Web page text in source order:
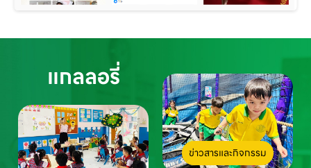
แกลลอรี่
ข่าวสารและกิจกรรม